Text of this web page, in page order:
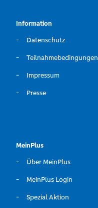
Information
Datenschutz
Teilnahmebedingungen
Impressum
Presse
MeinPlus
Über MeinPlus
MeinPlus Login
Spezial Aktion